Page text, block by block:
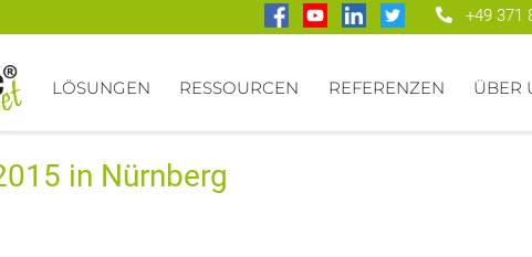
+49 371
LÖSUNGEN RESSOURCEN REFERENZEN ÜBER
in Nürnberg